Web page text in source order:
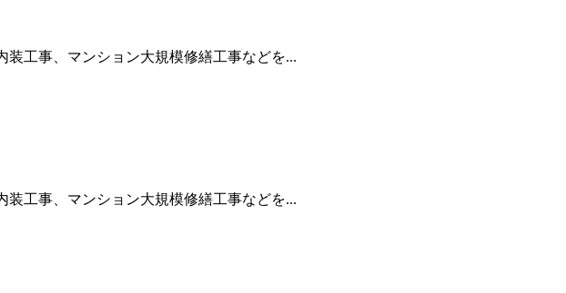
工事、マンション大規模修繕工事などを...
工事、マンション大規模修繕工事などを...